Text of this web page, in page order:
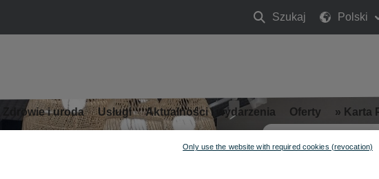
Szukaj
Szukaj
Polski
JAK DO
ZNAJDŹ
Zdrowie i uroda Usługi Aktualności i wydarzenia Oferty » Karta
Only use the website with required cookies (revocation)